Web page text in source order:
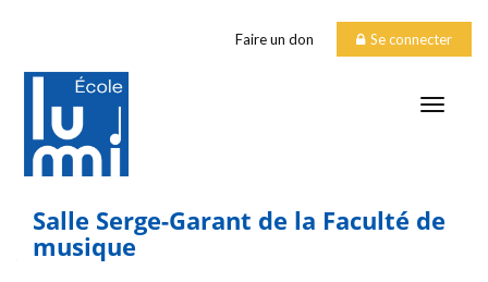
Faire un don Se connecter
Salle Serge-Garant de la Faculté de
musique